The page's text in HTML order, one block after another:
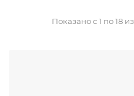
Показано с 1 по 18